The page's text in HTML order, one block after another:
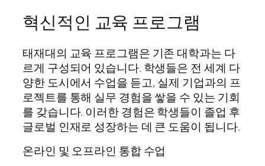
혁신적인 교육 프로그램
태재대의 교육 프로그램은 기존 대학과는 다
르게 구성되어 있습니다. 학생들은 전 세계 다
양한 도시에서 수업을 듣고, 실제 기업과의 프
로젝트를 통해 실무 경험을 쌓을 수 있는 기회
를 갖습니다. 이러한 경험은 학생들이 졸업 후
글로벌 인재로 성장하는 데 큰 도움이 됩니다.
온라인 및 오프라인 통합 수업